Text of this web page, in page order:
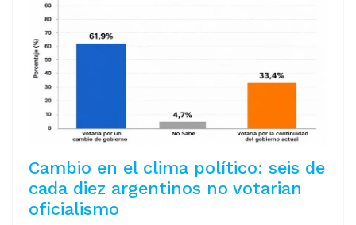
Cambio en el clima político: seis de
cada diez argentinos no votarian
oficialismo